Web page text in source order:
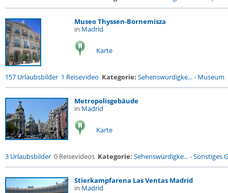
Museo Thyssen-Bornemisza
in Madrid
Karte
157 Urlaubsbilder 1 Reisevideo Kategorie: Sehenswürdigke...- Museum
Metropolisgebäude
in Madrid
Karte
3 Urlaubsbilder 0 Reisevideos Kategorie: Sehenswürdigke...-Sonstiges
Stierkampfarena Las Ventas Madrid
in Madrid